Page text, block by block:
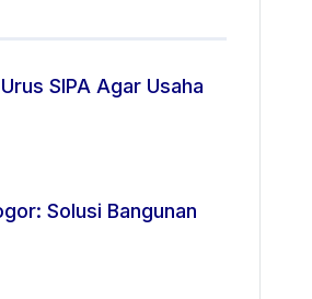
SIPA Agar Usaha
Solusi Bangunan